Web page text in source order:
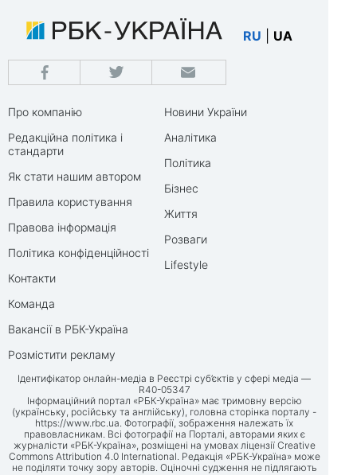
RU UA
Про компанію
Редакційна політика і
стандарти
Як стати нашим автором
Правила користування
Правова інформація
Політика конфіденційності
Контакти
Команда
Вакансії в РБК-Україна
Розмістити рекламу
Новини України
Аналітика
Політика
Бізнес
Життя
Розваги
Lifestyle
Ідентифікатор онлайн-медіа в Реєстрі суб’єктів у сфері медіа —
R40-05347
Інформаційний портал «РБК-Україна» має тримовну версію
(українську, російську та англійську), головна сторінка порталу -
https://www.rbc.ua . Фотографії, зображення належать їх
правовласникам. Всі фотографії на Порталі, авторами яких є
журналісти «РБК-Україна», розміщені на умовах ліцензії Creative
Commons Attribution 4.0 International. Редакція «РБК-Україна» може
не поділяти точку зору авторів. Оціночні судження не підлягають